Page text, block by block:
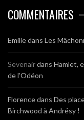
COMMENTAIRES
Emiliedans Les
Sevenairdans Hamlet,
de l’Odéon
Florencedans Des
Birchwood à Andrésy !